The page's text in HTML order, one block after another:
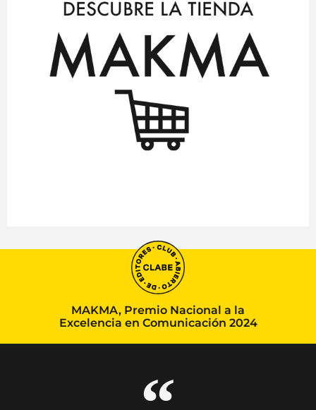
MAKMA, Premio Nacional a la
Excelencia en Comunicación 2024